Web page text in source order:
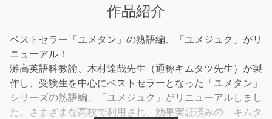
作品紹介
ベストセラー「ユメタン」の熟語編、「ユメジュク」がリ
ニューアル！
灘高英語科教諭、木村達哉先生（通称キムタツ先生）が製
作し、受験生を中心にベストセラーとなった「ユメタン」
シリーズの熟語編、「ユメジュク」がリニューアルしまし
た。さまざまな高校で利用され、効果実証済みの「キムタ